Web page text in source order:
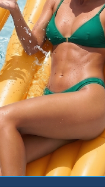
Бери плодове за
с 8
отключен процес на
и
и елиминирано
действие
подобрен имунитет